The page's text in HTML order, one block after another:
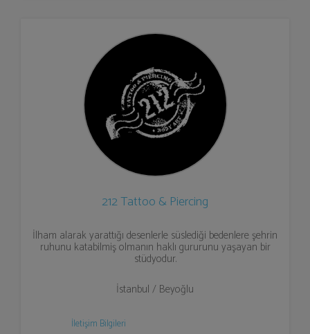
212 Tattoo & Piercing
İlham alarak yarattığı desenlerle süslediği bedenlere şehrin
ruhunu katabilmiş olmanın haklı gururunu yaşayan bir
stüdyodur.
İstanbul / Beyoğlu
İletişim Bilgileri